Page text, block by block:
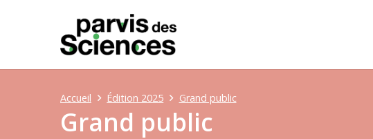
Grand public
Accueil Édition 2025 Grand public